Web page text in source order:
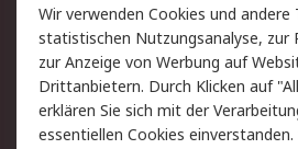
Rücksendungen
Hilfe
Rechtliches
AGB
Wir verwenden Cookies und andere
statistischen Nutzungsanalyse, zur
zur Anzeige von Werbung auf
Drittanbietern. Durch Klicken auf
erklären Sie sich mit der
essentiellen Cookies